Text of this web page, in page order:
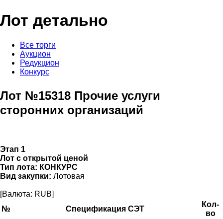
Лот детально
Все торги
Аукцион
Редукцион
Конкурс
Лот №15318 Прочие услуги
сторонних организаций
Этап 1
Лот с открытой ценой
Тип лота: КОНКУРС
Вид закупки: Лотовая
[Валюта: RUB]
№
Спецификация СЭТ
Кол-
во